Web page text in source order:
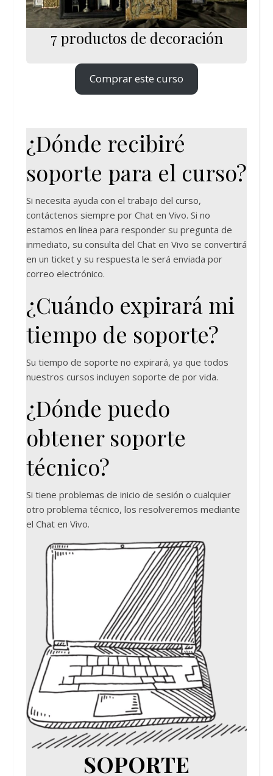
7 productos de decoración
Comprar este curso
¿Dónde recibiré
soporte para el curso?
Si necesita ayuda con el trabajo del curso,
contáctenos siempre por Chat en Vivo. Si no
estamos en línea para responder su pregunta de
inmediato, su consulta del Chat en Vivo se convertirá
en un ticket y su respuesta le será enviada por
correo electrónico.
¿Cuándo expirará mi
tiempo de soporte?
Su tiempo de soporte no expirará, ya que todos
nuestros cursos incluyen soporte de por vida.
¿Dónde puedo
obtener soporte
técnico?
Si tiene problemas de inicio de sesión o cualquier
otro problema técnico, los resolveremos mediante
el Chat en Vivo.
SOPORTE